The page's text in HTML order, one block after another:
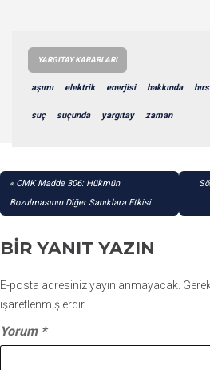
YARGITAY KARARLARI
aşımı elektrik enerjisi hakkında
suç suçunda yargıtay zaman
YAZI
GEZINMESI
CMK Madde 306: Hükmün
Bozulmasının Diğer Sanıklara Etkisi
BIR YANIT YAZIN
E-posta adresiniz yayınlanmayacak.
işaretlenmişlerdir
Yorum *